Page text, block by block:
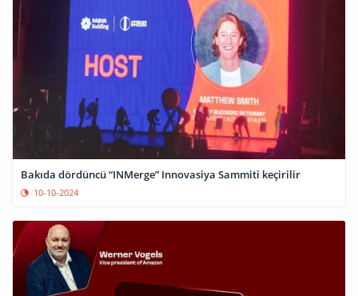
Bakıda dördüncü “INMerge” Innovasiya Sammiti keçirilir
10-10-2024